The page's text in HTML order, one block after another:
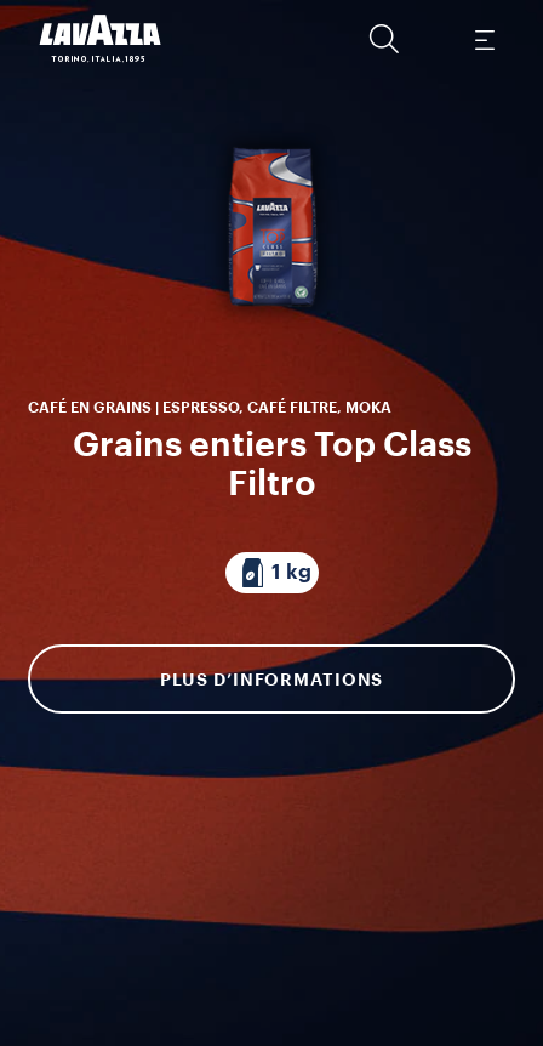
CAFÉ EN GRAINS | ESPRESSO, CAFÉ FILTRE, MOKA
Grains entiers Top Class
Filtro
1 kg
PLUS D’INFORMATIONS